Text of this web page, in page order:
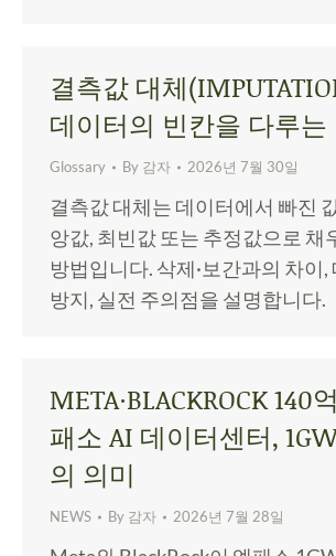
결측값 대체
데이터의 빈칸을 다루는
Glossary By 감자 2026년 7월 30일
결측값 대체는 데이터에서 빠진
앙값, 최빈값 또는 추정값으로 채
방법입니다. 삭제·보간과의 차이,
방지, 실전 주의점을 설명합니다.
META·BLACKROCK 140
패소 AI 데이터센터,
의 의미
NEWS By 감자 2026년 7월 28일